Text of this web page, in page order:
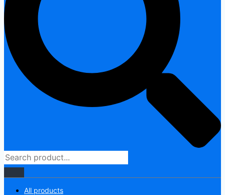
All products